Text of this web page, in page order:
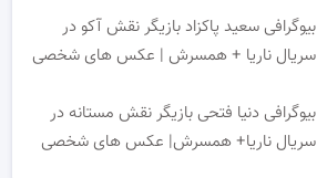
بیوگرافی سعید پاکزاد بازیگر نقش آکو در
سریال ناریا + همسرش | عکس های شخصی
بیوگرافی دنیا فتحی بازیگر نقش مستانه در
سریال ناریا+ همسرش| عکس های شخصی